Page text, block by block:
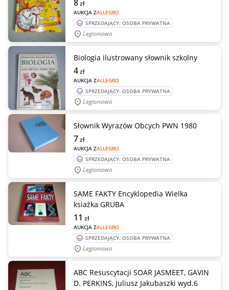
AUKCJA ZALLEGRO
8zł
SPRZEDAJĄCY: OSOBA PRYWATNA
Legionowo
Biologia ilustrowany słownik szkolny
AUKCJA ZALLEGRO
4zł
SPRZEDAJĄCY: OSOBA PRYWATNA
Legionowo
Słownik Wyrazów Obcych PWN 1980
AUKCJA ZALLEGRO
7zł
SPRZEDAJĄCY: OSOBA PRYWATNA
Legionowo
SAME FAKTY Encyklopedia Wielka
ksiażka GRUBA
AUKCJA ZALLEGRO
11 zł
SPRZEDAJĄCY: OSOBA PRYWATNA
Legionowo
ABC Resuscytacji SOAR JASMEET, GAVIN
D. PERKINS, Juliusz Jakubaszki wyd.6